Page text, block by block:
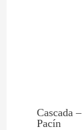
Cascada
Pacín